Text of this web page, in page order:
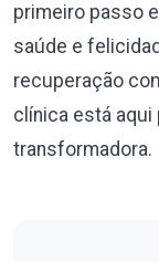
primeiro passo
saúde e
recuperação
clínica está aqui
transformadora.